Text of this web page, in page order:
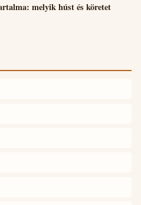
melyik húst és köretet